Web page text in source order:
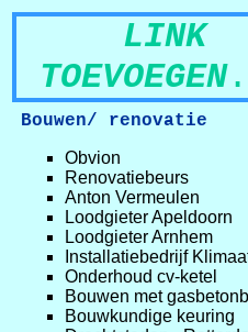
LINK
TOEVOEGEN
Bouwen/ renovatie
Obvion
Renovatiebeurs
Anton Vermeulen
Loodgieter Apeldoorn
Loodgieter Arnhem
Installatiebedrijf
Onderhoud cv-ketel
Bouwen met
Bouwkundige keuring